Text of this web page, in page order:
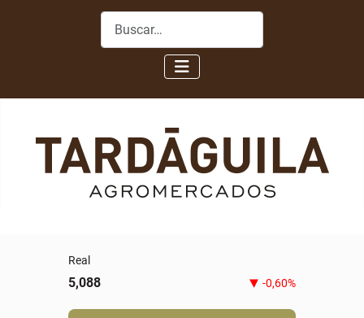
Buscar
Real
5,088 -0,60%